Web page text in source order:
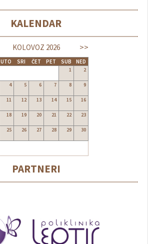
KALENDAR
>>
KOLOVOZ 2026
UTO SRI ČET PET SUB NED
1 2
4 5 6 7 8 9
11 12 13 14 15 16
18 19 20 21 22 23
25 26 27 28 29 30
PARTNERI